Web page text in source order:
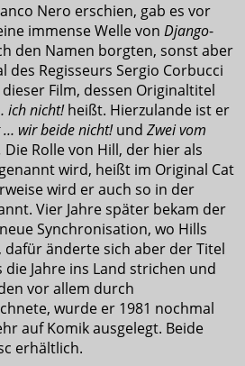
Nero erschien, gab es vor
immense Welle von Django-
den Namen borgten, sonst aber
des Regisseurs Sergio Corbucci
Film, dessen Originaltitel
ich nicht!heißt. Hierzulande ist er
… wir beide nicht!und Zwei vom
Die Rolle von Hill, der hier als
wird, heißt im Original Cat
wird er auch so in der
Vier Jahre später bekam der
Synchronisation, wo Hills
dafür änderte sich aber der Titel
die Jahre ins Land strichen und
vor allem durch
wurde er 1981 nochmal
auf Komik ausgelegt. Beide
erhältlich.